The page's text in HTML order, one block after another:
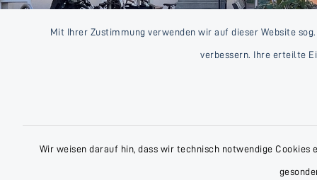
Mit Ihrer Zustimmung verwenden wir auf dieser Website
verbessern. Ihre erteilte
Wir weisen darauf hin, dass wir technisch notwendige